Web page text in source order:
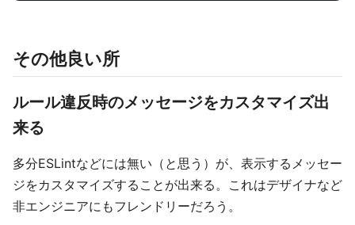
その他良い所
ルール違反時のメッセージをカスタマイズ出
来る
多分ESLintなどには無い（と思う）が、表示するメッセー
ジをカスタマイズすることが出来る。これはデザイナなど
非エンジニアにもフレンドリーだろう。